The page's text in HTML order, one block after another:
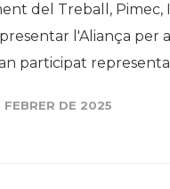
del Treball, Pimec,
l'Aliança per
participat
FEBRER DE 2025